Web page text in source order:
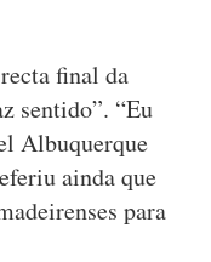
final da
sentido”. “Eu
Albuquerque
ainda que
para